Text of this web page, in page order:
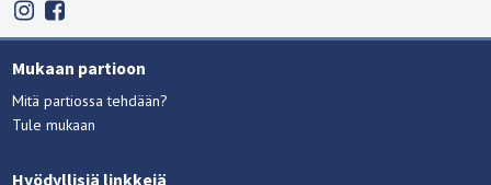
Mukaan partioon
Mitä partiossa tehdään?
Tule mukaan
Hyödyllisiä linkkejä